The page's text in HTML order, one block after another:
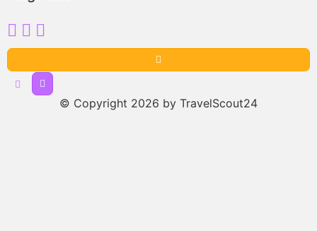
© Copyright 2026 by TravelScout24